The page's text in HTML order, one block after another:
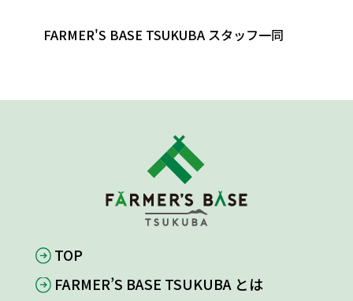
FARMER'S BASE TSUKUBA スタッフ一同
TOP
FARMER’S BASE TSUKUBA とは